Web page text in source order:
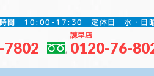
時間 10:00-17:30 定休日 水・日
7802
諫早店
0120-76-